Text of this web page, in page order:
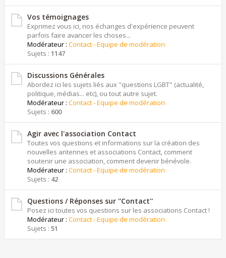
r
Vos témoignages
Exprimez vous ici, nos échanges d'expérience peuvent
parfois faire avancer les choses...
Modérateur : Contact - Equipe de modération
Sujets : 1147
Discussions Générales
Abordez ici les sujets liés aux "questions LGBT" (actualité,
politique, médias... etc), ou tout autre sujet.
Modérateur : Contact - Equipe de modération
Sujets : 600
Agir avec l'association Contact
Toutes vos questions et informations sur la création des
nouvelles antennes et associations Contact, comment
soutenir une association, comment devenir bénévole.
Modérateur : Contact - Equipe de modération
Sujets : 42
Questions / Réponses sur ''Contact''
Posez ici toutes vos questions sur les associations Contact !
Modérateur : Contact - Equipe de modération
Sujets : 51